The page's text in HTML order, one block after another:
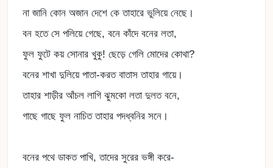
না জানি কোন অজান দেশে কে তাহারে ভুলিয়ে নেছে।
বন হতে সে পলিয়ে গেছে, বনে কাঁদে বনের লতা,
ফুল ফুটে কয় সোনার খুকু! ছেড়ে গেলি মোদের কোথা?
বনের শাখা দুলিয়ে পাতা-করত বাতাস তাহার গায়ে।
তাহার শাড়ীর আঁচল লাগি ঝুমকো লতা দুলত বনে,
গাছে গাছে ফুল নাচিত তাহার পদধ্বনির সনে।
বনের পথে ডাকত পাখি, তাদের সুরের ভঙ্গী করে-